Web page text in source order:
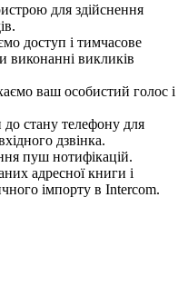
для здійснення
доступ і тимчасове
виконанні викликів
ваш особистий голос і
стану телефону для
дзвінка.
пуш нотифікацій.
адресної книги і
імпорту в Intercom.